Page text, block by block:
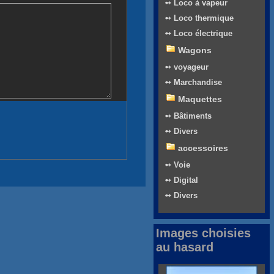
➻ Loco à vapeur
➻ Loco thermique
➻ Loco électrique
Wagons
➻ voyageur
➻ Marchandise
Maquettes
➻ Bâtiments
➻ Divers
accessoires
➻ Voie
➻ Digital
➻ Divers
Images choisies
au hasard